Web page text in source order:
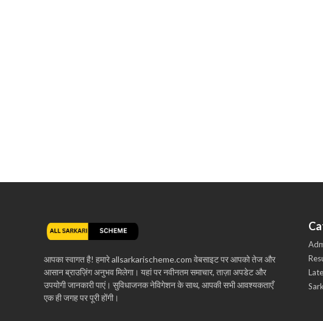
आपका स्वागत है! हमारे allsarkarischeme.com वेबसाइट पर आपको तेज और
आसान ब्राउज़िंग अनुभव मिलेगा। यहां पर नवीनतम समाचार, ताज़ा अपडेट और
उपयोगी जानकारी पाएं। सुविधाजनक नेविगेशन के साथ, आपकी सभी आवश्यकताएँ
एक ही जगह पर पूरी होंगी।